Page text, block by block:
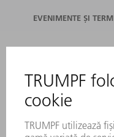
EVENIMENTE ȘI
SERVICII ONLINE
CONTACT
LOCAȚII
EVENIMENTE ȘI TERMENE
ABONARE LA